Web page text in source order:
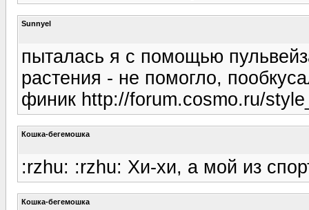
Sunnyel
пыталась я с помощью
растения - не помогло,
финик http://forum.cosmo.ru/
Кошка-бегемошка
:rzhu: :rzhu: Хи-хи, а мой из
Кошка-бегемошка